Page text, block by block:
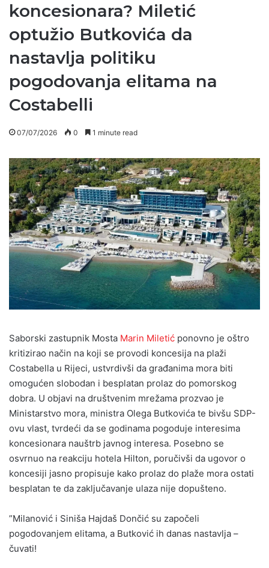
koncesionara? Miletić
optužio Butkovića da
nastavlja politiku
pogodovanja elitama na
Costabelli
07/07/2026 0 1 minute read
Saborski zastupnik Mosta Marin Miletić ponovno je oštro
kritizirao način na koji se provodi koncesija na plaži
Costabella u Rijeci, ustvrdivši da građanima mora biti
omogućen slobodan i besplatan prolaz do pomorskog
dobra. U objavi na društvenim mrežama prozvao je
Ministarstvo mora, ministra Olega Butkovića te bivšu SDP-
ovu vlast, tvrdeći da se godinama pogoduje interesima
koncesionara nauštrb javnog interesa. Posebno se
osvrnuo na reakciju hotela Hilton, poručivši da ugovor o
koncesiji jasno propisuje kako prolaz do plaže mora ostati
besplatan te da zaključavanje ulaza nije dopušteno.
”Milanović i Siniša Hajdaš Dončić su započeli
pogodovanjem elitama, a Butković ih danas nastavlja –
čuvati!